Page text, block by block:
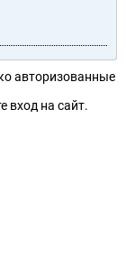
авторизованные
вход на сайт.